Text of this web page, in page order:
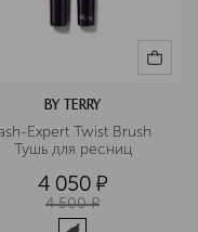
BY TERRY
Expert Twist Brush
Тушь для ресниц
4 050 ¤
4 500 ¤